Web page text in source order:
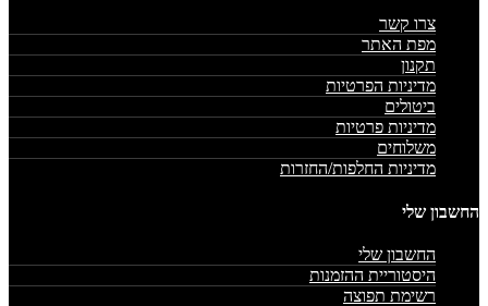
צרו קשר
מפת האתר
תקנון
מדיניות הפרטיות
ביטולים
מדיניות פרטיות
משלוחים
מדיניות החלפות/החזרות
החשבון שלי
החשבון שלי
היסטוריית ההזמנות
רשימת תפוצה